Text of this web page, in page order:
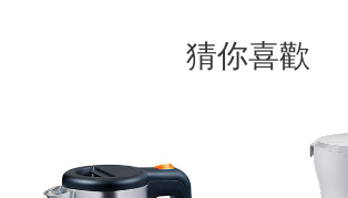
猜你喜歡